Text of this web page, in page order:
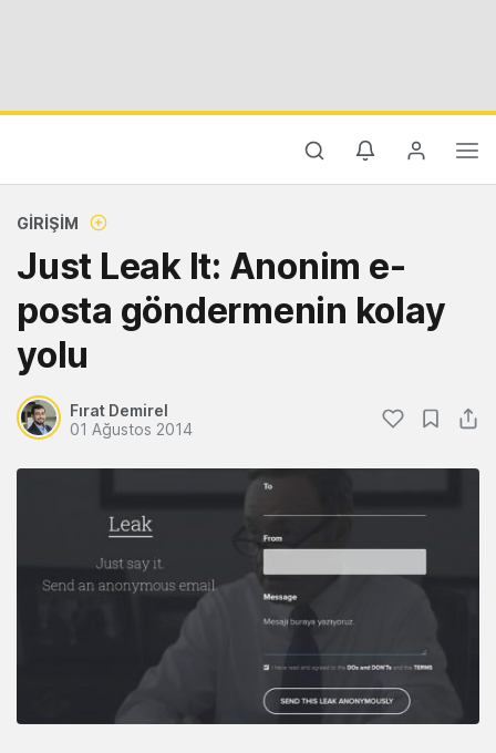
GIRIŞIM
Just Leak It: Anonim e-
posta göndermenin kolay
yolu
Fırat Demirel
01 Ağustos 2014